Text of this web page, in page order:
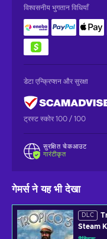
विश्वसनीय भुगतान विधियाँ
डेटा एन्क्रिप्शन और सुरक्षा
ट्रस्ट स्कोर 100 / 100
सुरक्षित चेकआउट
गारंटीकृत
गेमर्स ने यह भी देखा
DLC
Steam